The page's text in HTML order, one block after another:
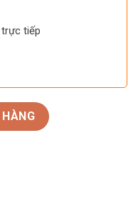
tiếp
Rose Demi-Sec số